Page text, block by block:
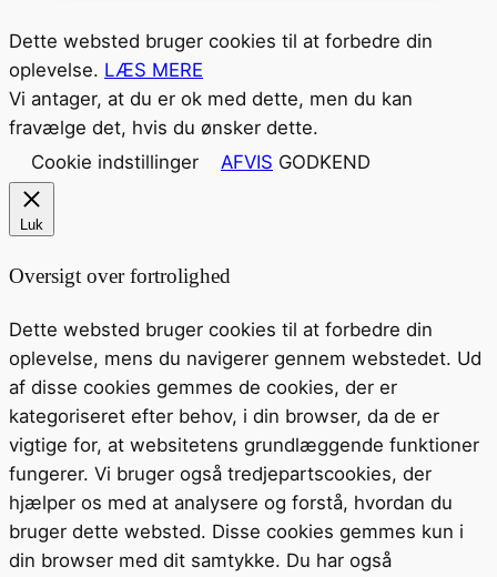
Dette websted bruger cookies til at forbedre din
oplevelse. LÆS MERE
Vi antager, at du er ok med dette, men du kan
fravælge det, hvis du ønsker dette.
Cookie indstillinger
AFVIS GODKEND
Luk
Oversigt over fortrolighed
Dette websted bruger cookies til at forbedre din
oplevelse, mens du navigerer gennem webstedet. Ud
af disse cookies gemmes de cookies, der er
kategoriseret efter behov, i din browser, da de er
vigtige for, at websitetens grundlæggende funktioner
fungerer. Vi bruger også tredjepartscookies, der
hjælper os med at analysere og forstå, hvordan du
bruger dette websted. Disse cookies gemmes kun i
din browser med dit samtykke. Du har også